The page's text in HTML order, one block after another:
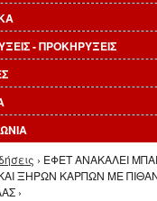
- ΠΡΟΚΗΡΥΞΕΙΣ
› ΕΦΕΤ ΑΝΑΚΑΛΕΙ
ΞΗΡΩΝ ΚΑΡΠΩΝ ΜΕ
›